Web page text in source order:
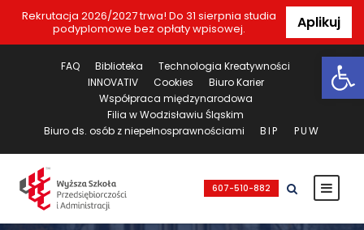
Rekrutacja 2026/2027 trwa! Do 31 sierpnia studia
podyplomowe bez opłaty wpisowej.
Aplikuj
FAQ Biblioteka
Technologia Kreatywności
INNOVATIV
Cookies
Biuro Karier
Współpraca międzynarodowa
Filia w Wodzisławiu Śląskim
Biuro ds. osób z niepełnosprawnościami
BIP PUW
607-510-882